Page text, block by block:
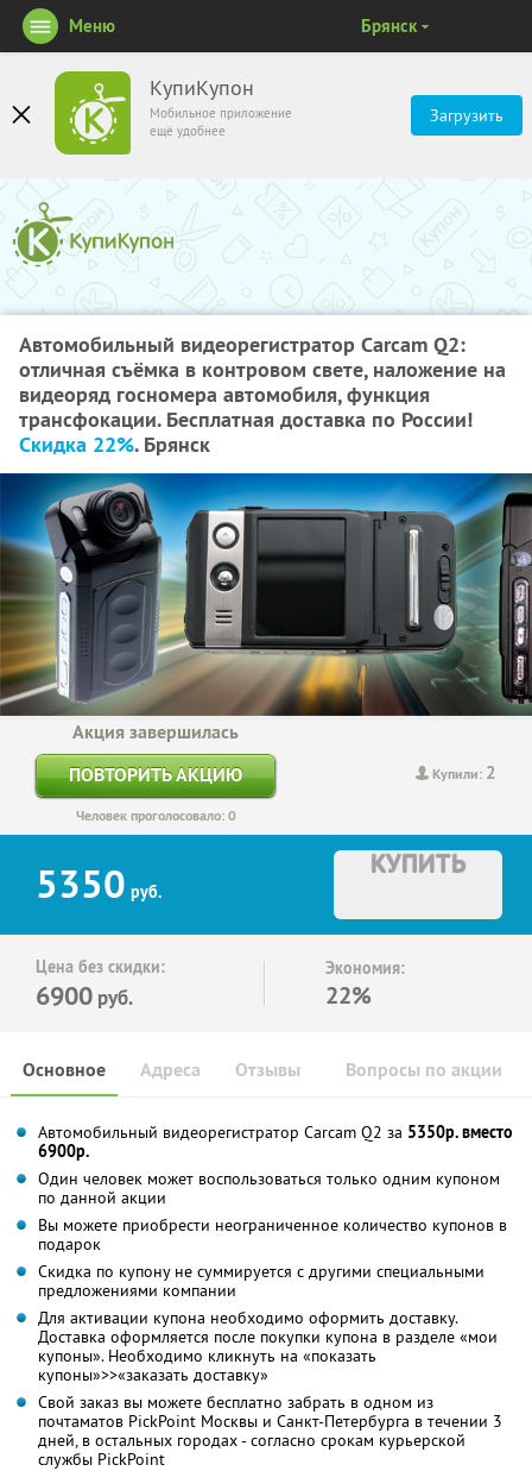
КупиКупон
Мобильное приложение
ещё удобнее
Загрузить
Меню Брянск
Автомобильный видеорегистратор Carcam Q2:
отличная съёмка в контровом свете, наложение на
видеоряд госномера автомобиля, функция
трансфокации. Бесплатная доставка по России!
Скидка 22%. Брянск
Купили: 2
Акция завершилась
ПОВТОРИТЬ АКЦИЮ
Человек проголосовало: 0
5350 руб.
КУПИТЬ
Цена без скидки:
6900 руб.
Экономия:
22%
Основное Отзывы Вопросы по акции
Адреса
Автомобильный видеорегистратор Carcam Q2 за 5350р. вместо
6900р.
Один человек может воспользоваться только одним купоном
по данной акции
Вы можете приобрести неограниченное количество купонов в
подарок
Скидка по купону не суммируется с другими специальными
предложениями компании
Для активации купона необходимо оформить доставку.
Доставка оформляется после покупки купона в разделе «мои
купоны». Необходимо кликнуть на «показать
купоны»>>«заказать доставку»
Свой заказ вы можете бесплатно забрать в одном из
почтаматов PickPoint Москвы и Санкт-Петербурга в течении 3
дней, в остальных городах - согласно срокам курьерской
службы PickPoint